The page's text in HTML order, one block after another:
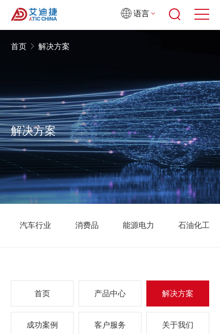
语言
解决方案
首页 解决方案
汽车行业 消费品 能源电力 石油化工
首页 产品中心 解决方案
成功案例 客户服务 关于我们